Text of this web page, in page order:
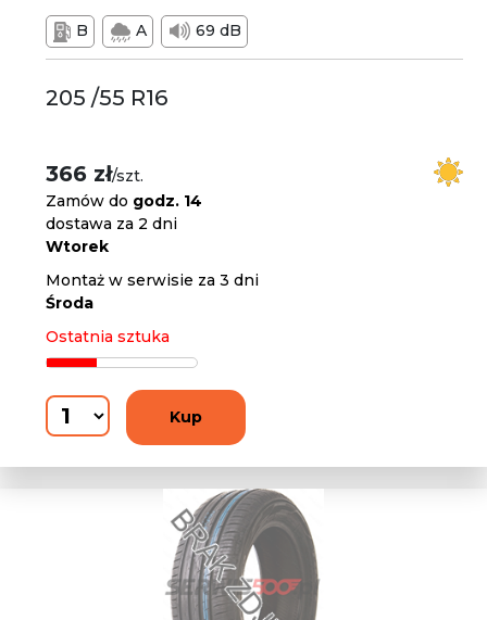
B A 69 dB
205 /55 R16
366 zł/szt.
Zamów do godz. 14
dostawa za 2 dni
Wtorek
Montaż w serwisie za 3 dni
Środa
Ostatnia sztuka
Kup